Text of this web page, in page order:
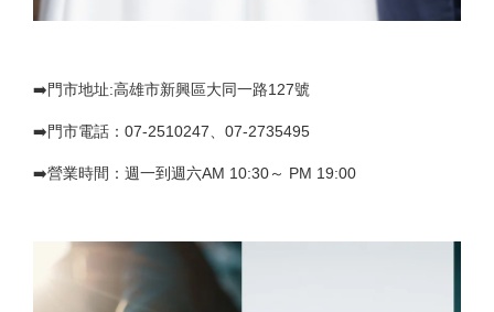
➡️門市地址:高雄市新興區大同一路127號
➡️門市電話：07-2510247、07-2735495
➡️營業時間：週一到週六AM 10:30～ PM 19:00